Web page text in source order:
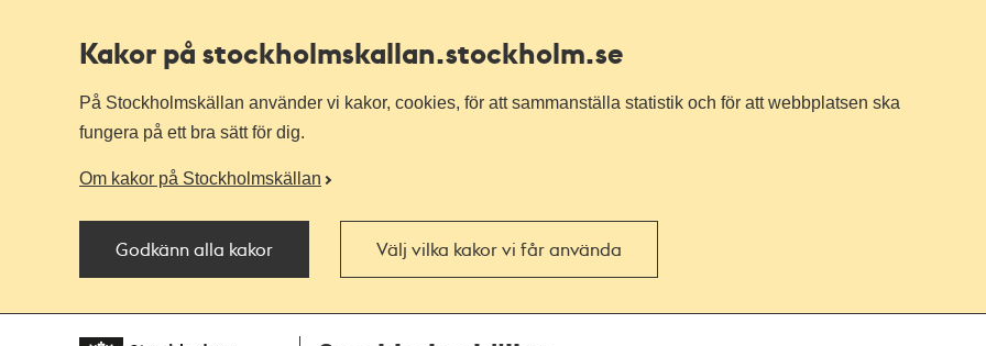
Kakor på stockholmskallan.stockholm.se
På Stockholmskällan använder vi kakor, cookies, för att sammanställa statistik och för att webbplatsen ska
fungera på ett bra sätt för dig.
Om kakor på Stockholmskällan
Godkänn alla kakor Välj vilka kakor vi får använda